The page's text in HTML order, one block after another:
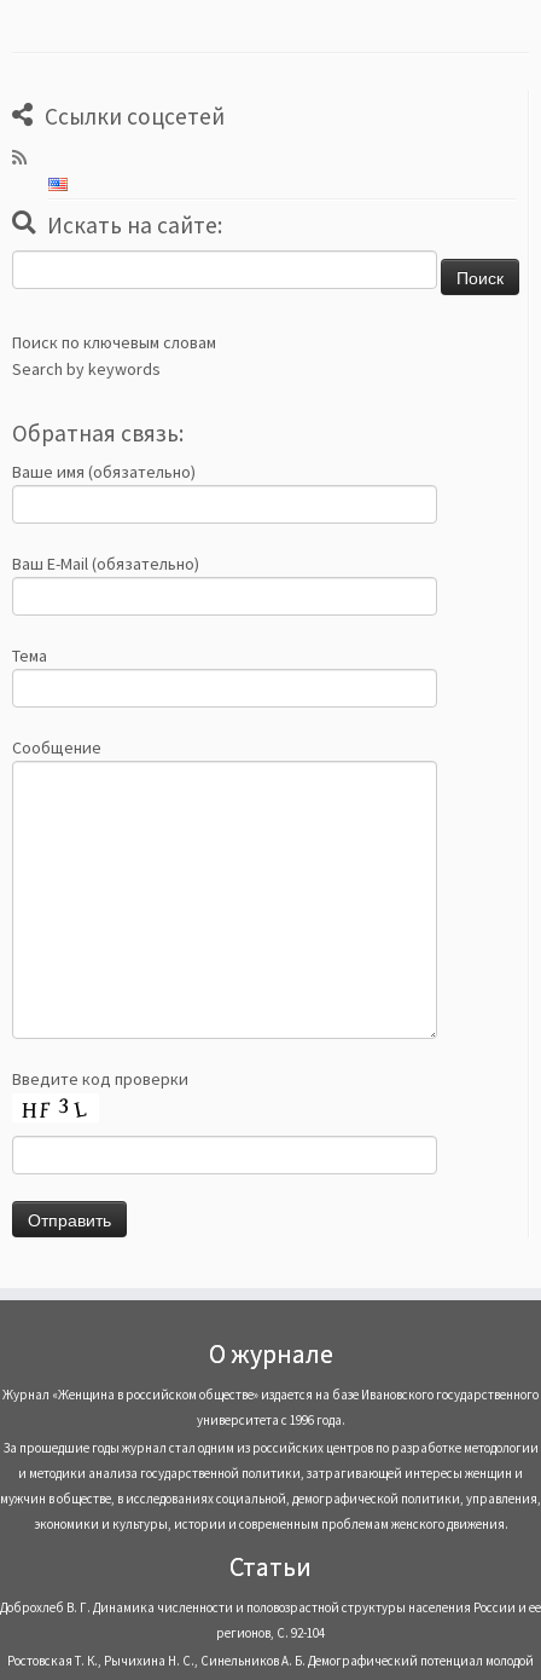
Ссылки соцсетей
Искать на сайте:
Поиск по ключевым словам
Search by keywords
Обратная связь:
Ваше имя (обязательно)
Ваш E-Mail (обязательно)
Тема
Сообщение
Введите код проверки
О журнале
Журнал «Женщина в российском обществе» издается на базе Ивановского государственного
университета с 1996 года.
За прошедшие годы журнал стал одним из российских центров по разработке методологии
и методики анализа государственной политики, затрагивающей интересы женщин и
мужчин в обществе, в исследованиях социальной, демографической политики, управления,
экономики и культуры, истории и современным проблемам женского движения.
Статьи
Доброхлеб В. Г. Динамика численности и половозрастной структуры населения России и ее
регионов, С. 92-104
Ростовская Т. К., Рычихина Н. С., Синельников А. Б. Демографический потенциал молодой